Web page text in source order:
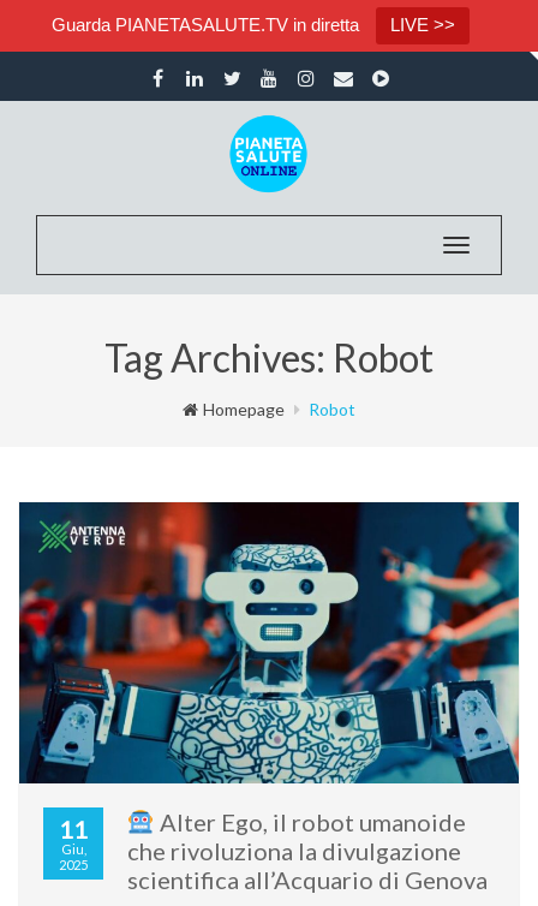
Guarda PIANETASALUTE.TV in diretta LIVE >>
Toggle
Tag Archives: Robot
Homepage Robot
11
Giu,
2025
Alter Ego, il robot umanoide
che rivoluziona la divulgazione
scientifica all’Acquario di Genova